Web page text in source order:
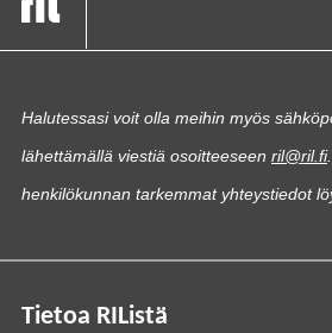
Halutessasi voit olla meihin myös
lähettämällä viestiä osoitteeseen ril@ril.fi
henkilökunnan tarkemmat yhteystiedot
Tietoa RIListä